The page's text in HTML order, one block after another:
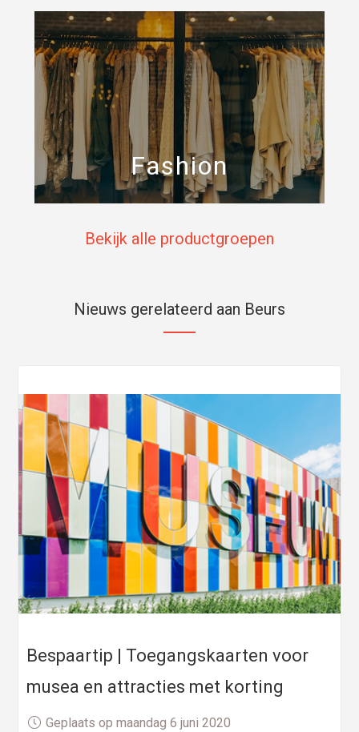
Fashion
Bekijk alle productgroepen
Nieuws gerelateerd aan Beurs
Bespaartip | Toegangskaarten voor
musea en attracties met korting
Geplaats op maandag 6 juni 2020